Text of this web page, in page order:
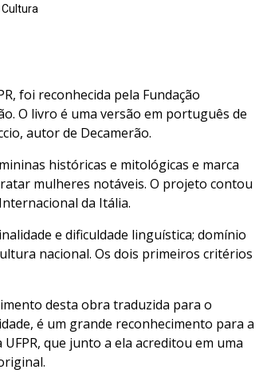
foi reconhecida pela Fundação
O livro é uma versão em português de
autor de Decamerão.
históricas e mitológicas e marca
mulheres notáveis. O projeto contou
da Itália.
e dificuldade linguística; domínio
nacional. Os dois primeiros critérios
desta obra traduzida para o
é um grande reconhecimento para a
que junto a ela acreditou em uma